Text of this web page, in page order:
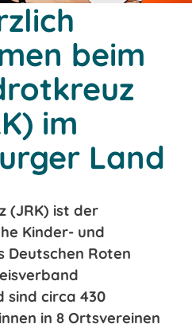
beim
im
Land
(JRK) ist der
Kinder- und
Deutschen Roten
sind circa 430
in 8 Ortsvereinen